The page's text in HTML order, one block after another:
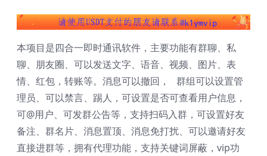
本项目是四合一即时通讯软件，主要功能有群聊、私
聊、朋友圈、可以发送文字、语音、视频、图片、表
情、红包，转账等。消息可以撤回， 群组可以设置管
理员、可以禁言、踢人，可设置是否可查看用户信息，
可@用户、可发群公告等，支持扫码入群，可设置好友
备注、群名片、消息置顶、消息免打扰、可以邀请好友
直接进群等，拥有代理功能，支持关键词屏蔽，vip功